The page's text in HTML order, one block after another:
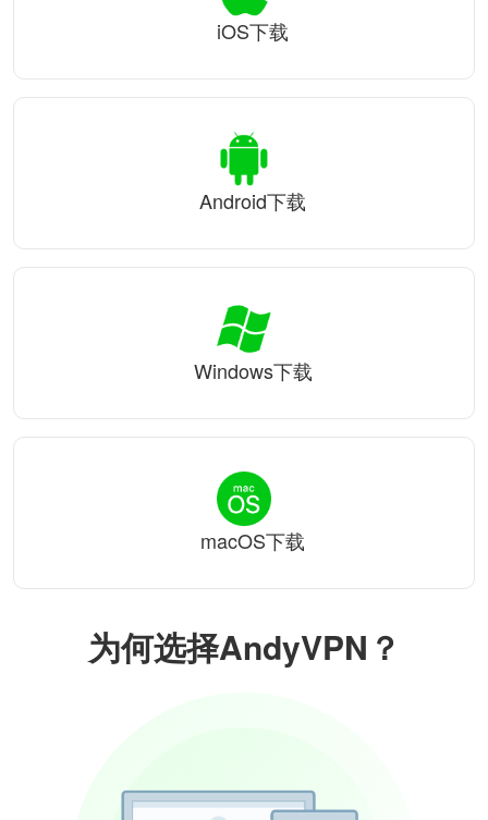
为何选择AndyVPN？
iOS下载
Android下载
Windows下载
macOS下载